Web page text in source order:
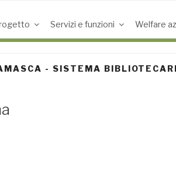
Servizi e funzioni Welfare
- SISTEMA